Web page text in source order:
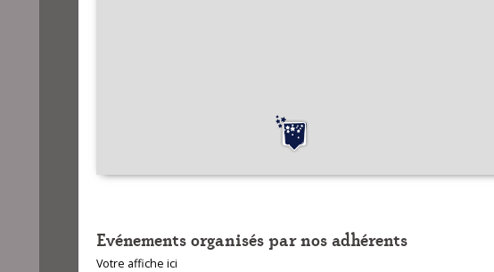
Evénements organisés par nos adhérents
Votre affiche ici